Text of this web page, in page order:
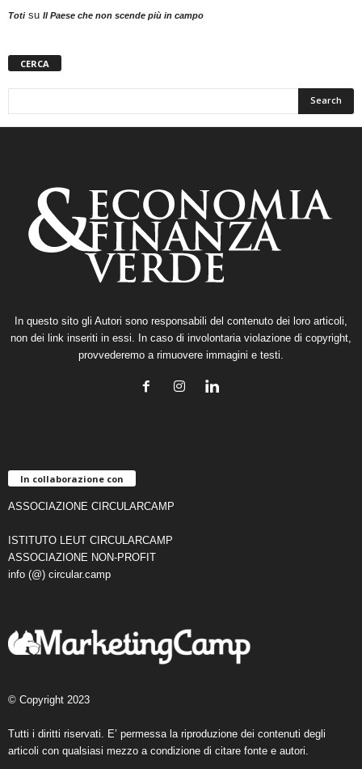
Totisu Il Paese che non scende più in campo
CERCA
In questo sito gli Autori sono responsabili del contenuto dei loro articoli,
non dei link inseriti in essi. In caso di involontaria violazione di copyright,
provvederemo a rimuovere immagini e testi.
In collaborazione con
ASSOCIAZIONE CIRCULARCAMP
ISTITUTO LEUT CIRCULARCAMP
ASSOCIAZIONE NON-PROFIT
info (@) circular.camp
© Copyright 2023
Tutti i diritti riservati. E’ permessa la riproduzione dei contenuti degli
articoli con qualsiasi mezzo a condizione di citare fonte e autori.